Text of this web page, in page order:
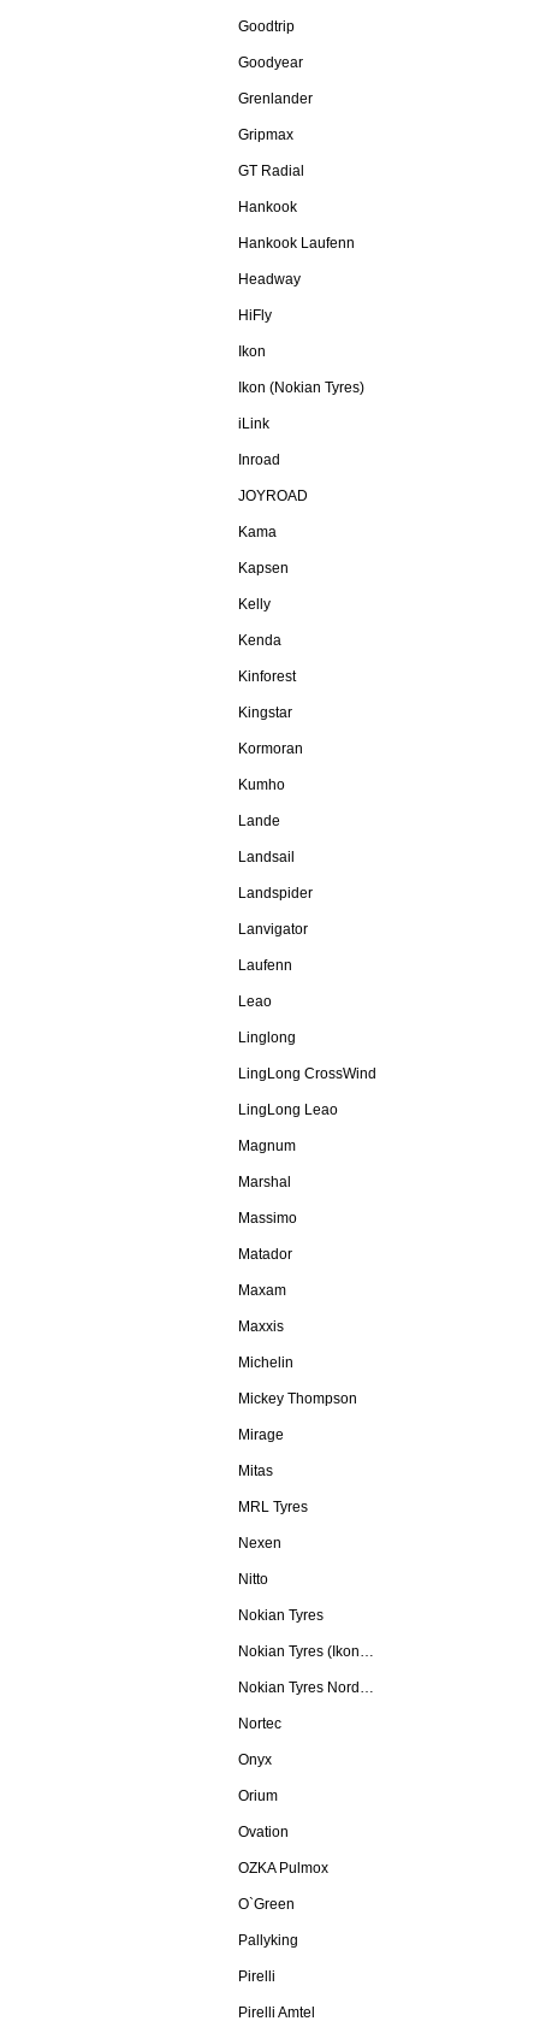
Goodtrip
Goodyear
Grenlander
Gripmax
GT Radial
Hankook
Hankook Laufenn
Headway
HiFly
Ikon
Ikon (Nokian Tyres)
iLink
Inroad
JOYROAD
Kama
Kapsen
Kelly
Kenda
Kinforest
Kingstar
Kormoran
Kumho
Lande
Landsail
Landspider
Lanvigator
Laufenn
Leao
Linglong
LingLong CrossWind
LingLong Leao
Magnum
Marshal
Massimo
Matador
Maxam
Maxxis
Michelin
Mickey Thompson
Mirage
Mitas
MRL Tyres
Nexen
Nitto
Nokian Tyres
Nokian Tyres (Ikon Tyres)
Nokian Tyres Nordman
Nortec
Onyx
Orium
Ovation
OZKA Pulmox
O`Green
Pallyking
Pirelli
Pirelli Amtel